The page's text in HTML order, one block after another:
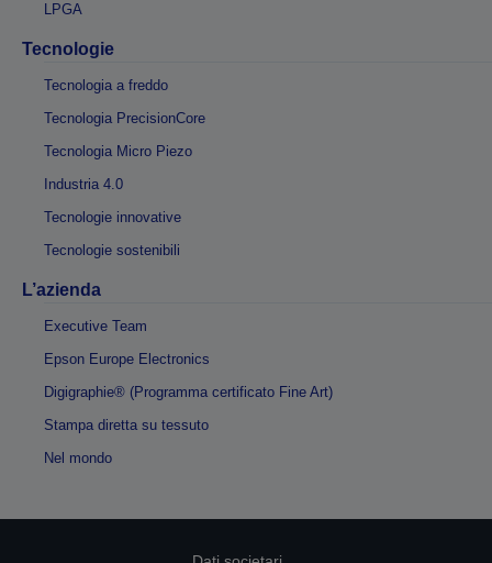
LPGA
Tecnologie
Tecnologia a freddo
Tecnologia PrecisionCore
Tecnologia Micro Piezo
Industria 4.0
Tecnologie innovative
Tecnologie sostenibili
L’azienda
Executive Team
Epson Europe Electronics
Digigraphie® (Programma certificato Fine Art)
Stampa diretta su tessuto
Nel mondo